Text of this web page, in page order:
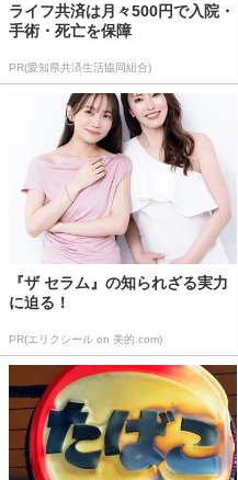
ライフ共済は月々500円で入院・
手術・死亡を保障
PR(愛知県共済生活協同組合)
『ザ セラム』の知られざる実力
に迫る！
PR(エリクシール on 美的.com)